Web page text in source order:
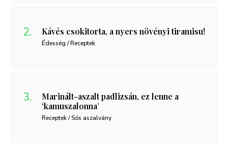
Kávés csokitorta, a nyers növényi tiramisu!
Édesség / Receptek
Marinált-aszalt padlizsán, ez lenne a
‘kamuszalonna’
Receptek / Sós aszalvány